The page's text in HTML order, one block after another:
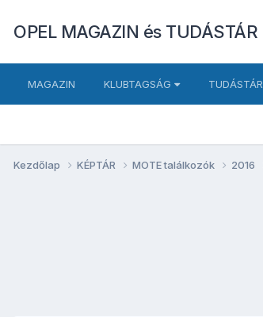
OPEL MAGAZIN és TUDÁSTÁR
MAGAZIN KLUBTAGSÁG TUDÁSTÁR
Kezdőlap KÉPTÁR MOTE találkozók 2016